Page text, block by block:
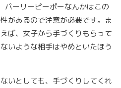
パーリーピーポーなんかはこの
があるので注意が必要です。ま
ば、女子から手づくりもらって
いような相手はやめといたほう
いとしても、手づくりしてくれ